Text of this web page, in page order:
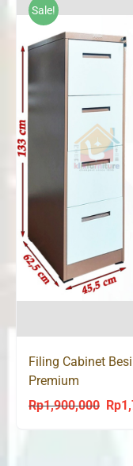
Sale!
Filing Cabinet
Premium
Rp1,900,000 Rp